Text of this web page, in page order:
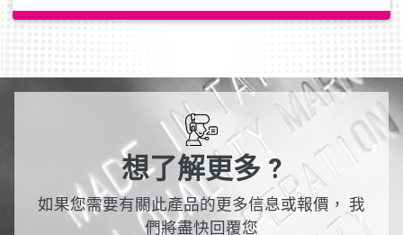
想了解更多 ?
如果您需要有關此產品的更多信息或報價， 我
們將盡快回覆您